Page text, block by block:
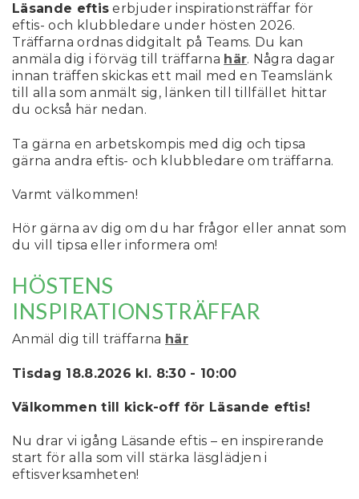
Läsande eftis erbjuder inspirationsträffar för
eftis- och klubbledare under hösten 2026.
Träffarna ordnas didgitalt på Teams. Du kan
anmäla dig i förväg till träffarna här. Några dagar
innan träffen skickas ett mail med en Teamslänk
till alla som anmält sig, länken till tillfället hittar
du också här nedan.
Ta gärna en arbetskompis med dig och tipsa
gärna andra eftis- och klubbledare om träffarna.
Varmt välkommen!
Hör gärna av dig om du har frågor eller annat som
du vill tipsa eller informera om!
HÖSTENS
INSPIRATIONSTRÄFFAR
Anmäl dig till träffarna här
Tisdag 18.8.2026 kl. 8:30 - 10:00
Välkommen till kick-off för Läsande eftis!
Nu drar vi igång Läsande eftis – en inspirerande
start för alla som vill stärka läsglädjen i
eftisverksamheten!